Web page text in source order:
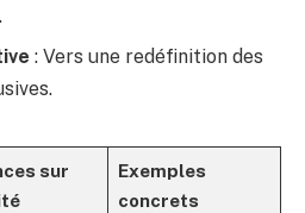
: Vers une redéfinition des
sur
Exemples
concrets